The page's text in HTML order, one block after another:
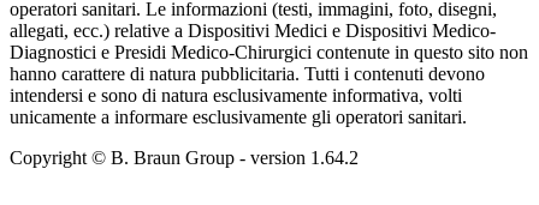
operatori sanitari. Le informazioni (testi, immagini, foto, disegni,
allegati, ecc.) relative a Dispositivi Medici e Dispositivi Medico-
Diagnostici e Presidi Medico-Chirurgici contenute in questo sito non
hanno carattere di natura pubblicitaria. Tutti i contenuti devono
intendersi e sono di natura esclusivamente informativa, volti
unicamente a informare esclusivamente gli operatori sanitari.
Copyright © B. Braun Group - version 1.64.2